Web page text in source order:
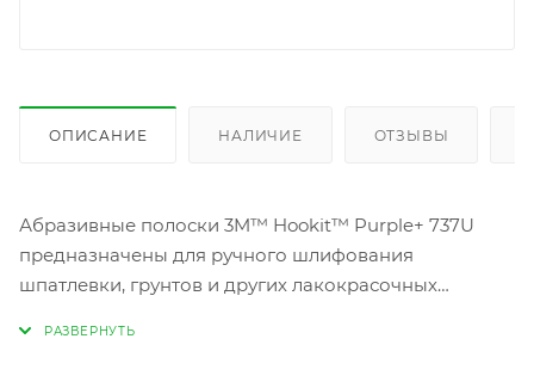
ОПИСАНИЕ НАЛИЧИЕ ОТЗЫВЫ
Абразивные полоски 3M™ Hookit™ Purple+ 737U
предназначены для ручного шлифования
шпатлевки, грунтов и других лакокрасочных